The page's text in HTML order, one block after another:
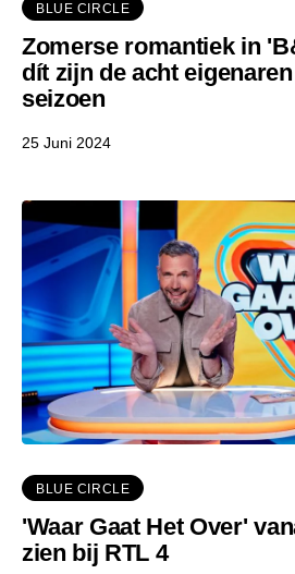
BLUE CIRCLE
Zomerse romantiek in
dít zijn de acht
seizoen
25 Juni 2024
BLUE CIRCLE
'Waar Gaat Het Over'
zien bij RTL 4